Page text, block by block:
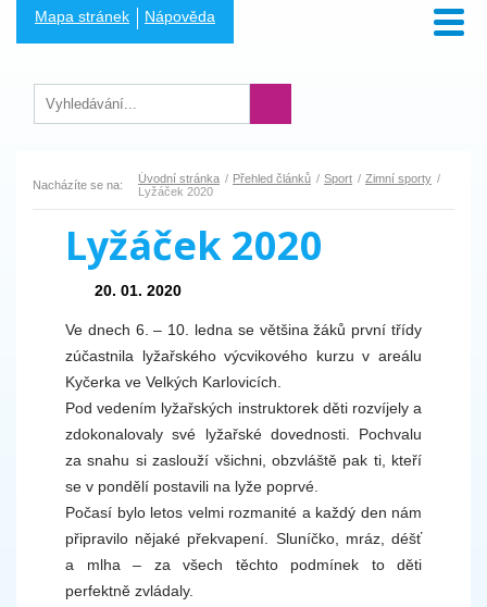
Mapa stránek Nápověda
Nacházíte se na: Úvodní stránka Přehled článků Sport
Zimní sporty
Lyžáček 2020
Lyžáček 2020
20. 01. 2020
Ve dnech 6. – 10. ledna se většina žáků první třídy
zúčastnila lyžařského výcvikového kurzu v areálu
Kyčerka ve Velkých Karlovicích.
Pod vedením lyžařských instruktorek děti rozvíjely a
zdokonalovaly své lyžařské dovednosti. Pochvalu
za snahu si zaslouží všichni, obzvláště pak ti, kteří
se v pondělí postavili na lyže poprvé.
Počasí bylo letos velmi rozmanité a každý den nám
připravilo nějaké překvapení. Sluníčko, mráz, déšť
a mlha – za všech těchto podmínek to děti
perfektně zvládaly.